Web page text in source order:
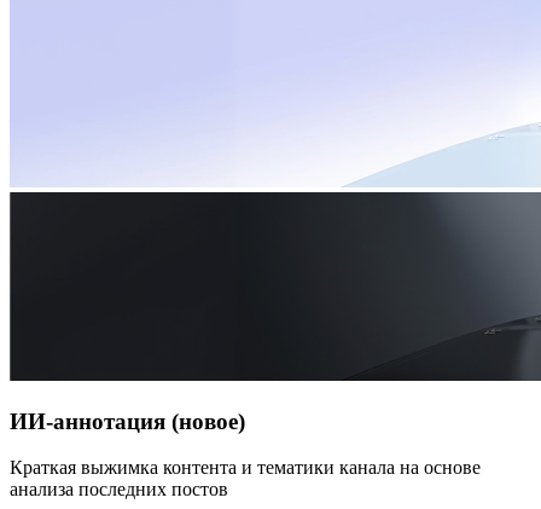
ИИ-аннотация (новое)
Краткая выжимка контента и тематики канала на основе
анализа последних постов